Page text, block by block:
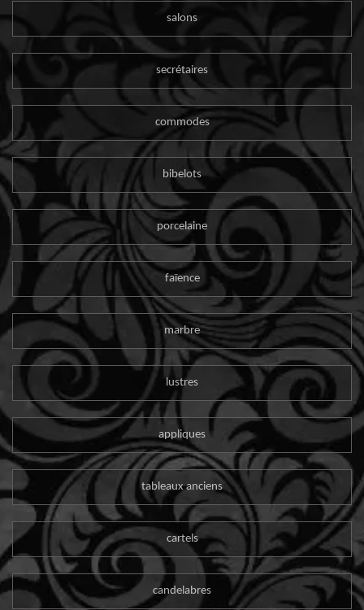
salons
secrétaires
commodes
bibelots
porcelaine
faïence
marbre
lustres
appliques
tableaux anciens
cartels
candelabres